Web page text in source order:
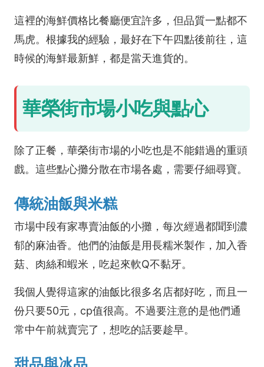
這裡的海鮮價格比餐廳便宜許多，但品質一點都不
馬虎。根據我的經驗，最好在下午四點後前往，這
時候的海鮮最新鮮，都是當天進貨的。
華榮街市場小吃與點心
除了正餐，華榮街市場的小吃也是不能錯過的重頭
戲。這些點心攤分散在市場各處，需要仔細尋寶。
傳統油飯與米糕
市場中段有家專賣油飯的小攤，每次經過都聞到濃
郁的麻油香。他們的油飯是用長糯米製作，加入香
菇、肉絲和蝦米，吃起來軟Q不黏牙。
我個人覺得這家的油飯比很多名店都好吃，而且一
份只要50元，cp值很高。不過要注意的是他們通
常中午前就賣完了，想吃的話要趁早。